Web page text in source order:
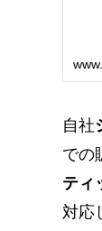
自社
での
ティ
対応